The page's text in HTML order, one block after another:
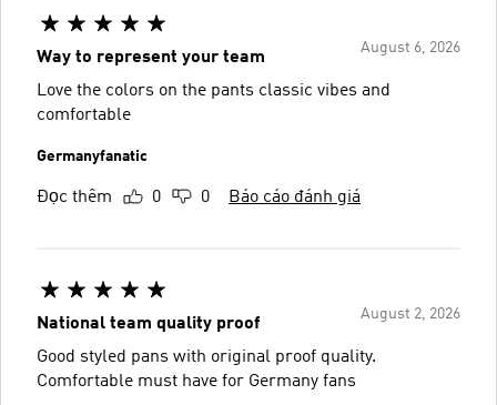
August 6, 2026
Way to represent your team
Love the colors on the pants classic vibes and
comfortable
Germanyfanatic
Đọc thêm 0 0 Báo cáo đánh giá
August 2, 2026
National team quality proof
Good styled pans with original proof quality.
Comfortable must have for Germany fans